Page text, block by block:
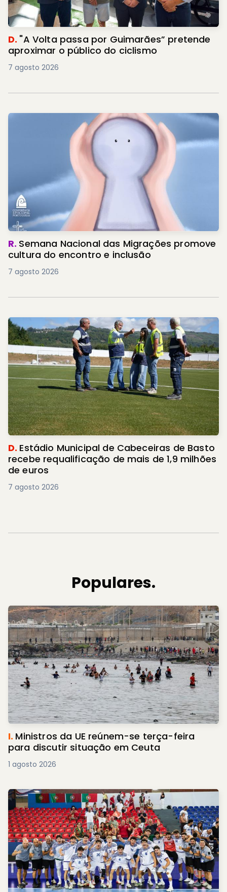
D. "A Volta passa por Guimarães” pretende
aproximar o público do ciclismo
7 agosto 2026
R. Semana Nacional das Migrações promove
cultura do encontro e inclusão
7 agosto 2026
D. Estádio Municipal de Cabeceiras de Basto
recebe requalificação de mais de 1,9 milhões
de euros
7 agosto 2026
Populares.
I. Ministros da UE reúnem-se terça-feira
para discutir situação em Ceuta
1 agosto 2026